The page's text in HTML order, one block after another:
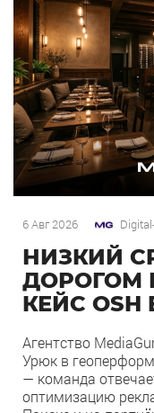
6 Авг 2026
НИЗКИЙ
ДОРОГОМ
КЕЙС
Агентство
Урюк в
— команда
оптимизацию